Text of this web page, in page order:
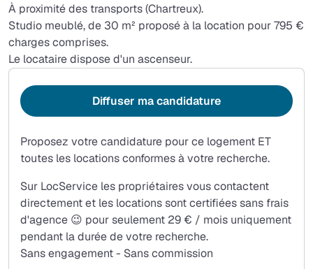
À proximité des transports (Chartreux).
Studio meublé, de 30 m² proposé à la location pour 795 €
charges comprises.
Le locataire dispose d'un ascenseur.
Proposez votre candidature pour ce logement ET
toutes les locations conformes à votre recherche.
Sur LocService les propriétaires vous contactent
directement et les locations sont certifiées sans frais
d'agence 😉 pour seulement 29 € / mois uniquement
pendant la durée de votre recherche.
Sans engagement - Sans commission
Diffuser ma candidature